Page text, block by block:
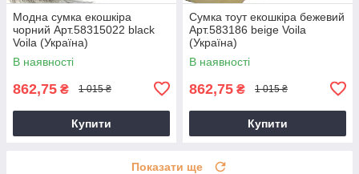
Модна сумка екошкіра
чорний Арт.58315022 black
Voila (Україна)
В наявності
862,75 ₴ 1 015 ₴
Купити
Сумка тоут екошкіра бежевий
Арт.583186 beige Voila
(Україна)
В наявності
862,75 ₴ 1 015 ₴
Купити
Показати ще